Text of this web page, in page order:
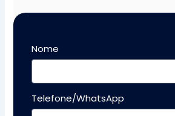
Nome
Telefone/WhatsApp